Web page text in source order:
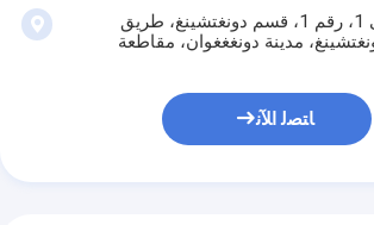
الغرفة 302، المبنى 1، رقم 1، قسم دونغتشينغ، طريق
مدينة دونغغغوان، مقاطعة
ﺎﺘﺼﻟ ﺍﻶﻧ